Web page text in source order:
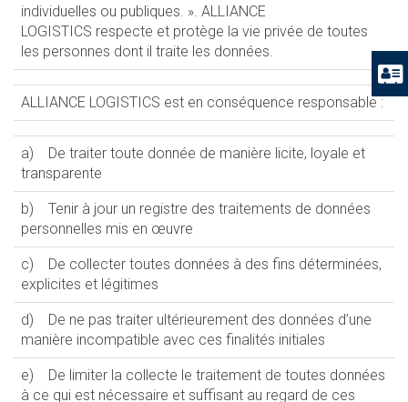
individuelles ou publiques. ». ALLIANCE
LOGISTICS respecte et protège la vie privée de toutes
les personnes dont il traite les données.
ALLIANCE LOGISTICS est en conséquence responsable :
a) De traiter toute donnée de manière licite, loyale et
transparente
b) Tenir à jour un registre des traitements de données
personnelles mis en œuvre
c) De collecter toutes données à des fins déterminées,
explicites et légitimes
d) De ne pas traiter ultérieurement des données d’une
manière incompatible avec ces finalités initiales
e) De limiter la collecte le traitement de toutes données
à ce qui est nécessaire et suffisant au regard de ces